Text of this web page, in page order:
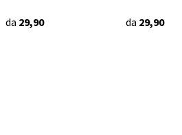
da 29,90 da 29,90